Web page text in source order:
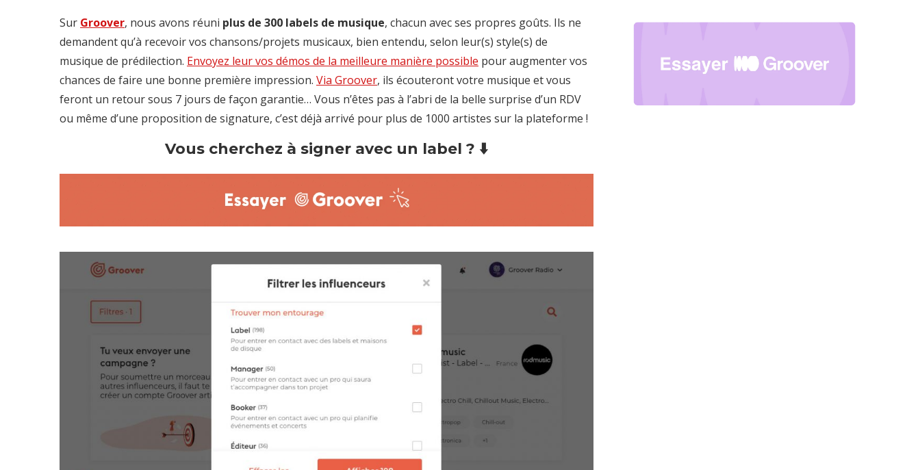
Sur Groover, nous avons réuni plus de 300 labels de musique, chacun avec ses propres goûts. Ils ne
demandent qu’à recevoir vos chansons/projets musicaux, bien entendu, selon leur(s) style(s) de
musique de prédilection. Envoyez leur vos démos de la meilleure manière possible pour augmenter vos
chances de faire une bonne première impression. Via Groover, ils écouteront votre musique et vous
feront un retour sous 7 jours de façon garantie… Vous n’êtes pas à l’abri de la belle surprise d’un RDV
ou même d’une proposition de signature, c’est déjà arrivé pour plus de 1000 artistes sur la plateforme !
Vous cherchez à signer avec un label ? ⬇️